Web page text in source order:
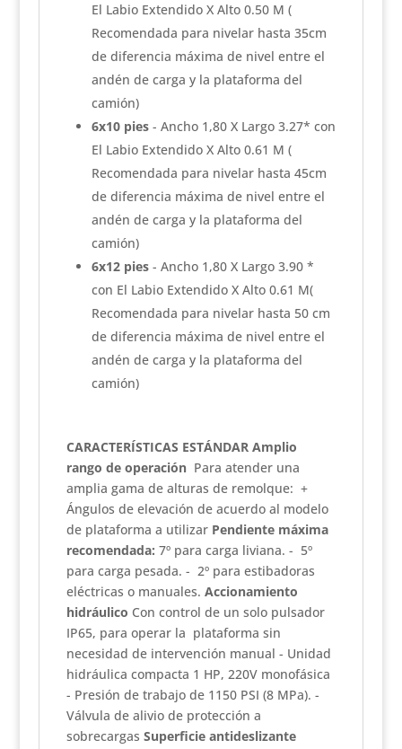
El Labio Extendido X Alto 0.50 M (
Recomendada para nivelar hasta 35cm
de diferencia máxima de nivel entre el
andén de carga y la plataforma del
camión)
6x10 pies- Ancho 1,80 X Largo 3.27* con
El Labio Extendido X Alto 0.61 M (
Recomendada para nivelar hasta 45cm
de diferencia máxima de nivel entre el
andén de carga y la plataforma del
camión)
6x12 pies- Ancho 1,80 X Largo 3.90 *
con El Labio Extendido X Alto 0.61 M(
Recomendada para nivelar hasta 50 cm
de diferencia máxima de nivel entre el
andén de carga y la plataforma del
camión)
CARACTERÍSTICAS ESTÁNDAR Amplio
rango de operación Para atender una
amplia gama de alturas de remolque: +
Ángulos de elevación de acuerdo al modelo
de plataforma a utilizar Pendiente máxima
recomendada: 7º para carga liviana. - 5º
para carga pesada. - 2º para estibadoras
eléctricas o manuales. Accionamiento
hidráulico Con control de un solo pulsador
IP65, para operar la plataforma sin
necesidad de intervención manual - Unidad
hidráulica compacta 1 HP, 220V monofásica
- Presión de trabajo de 1150 PSI (8 MPa). -
Válvula de alivio de protección a
sobrecargas Superficie antideslizante